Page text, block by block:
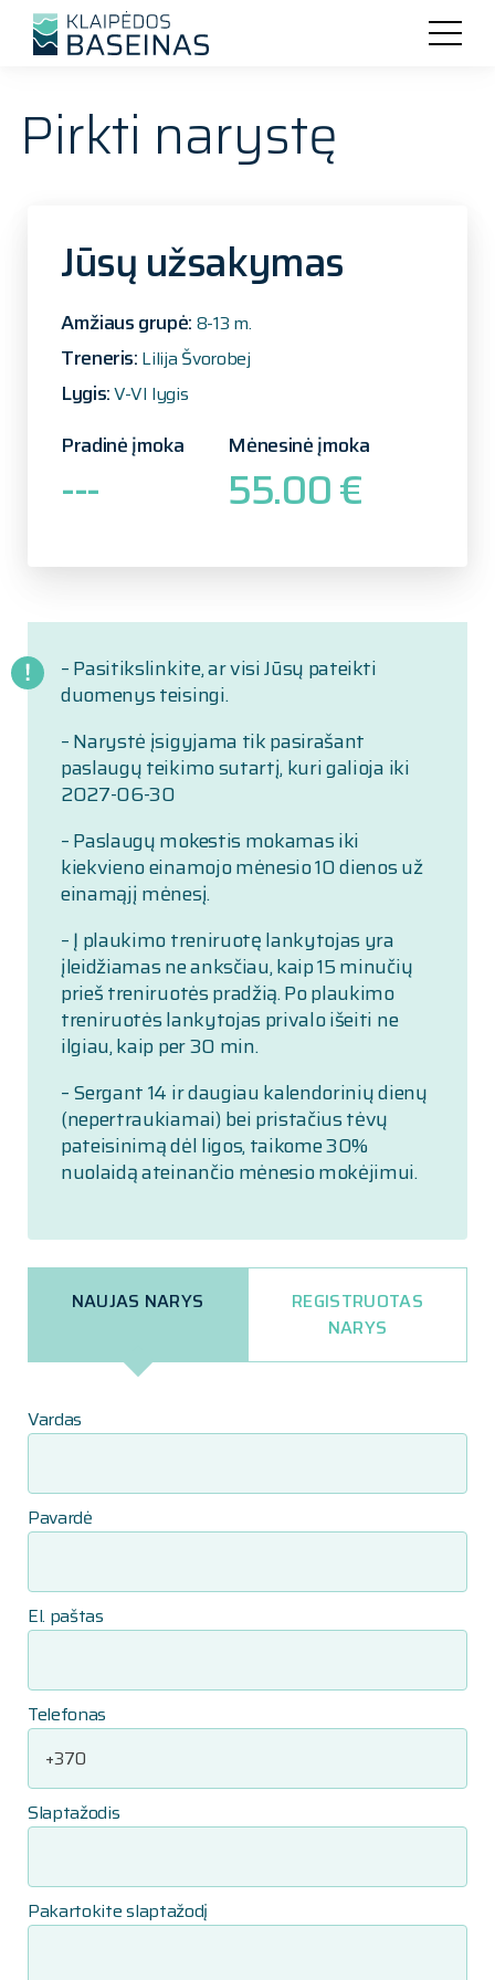
Pirkti narystę
NAUJAS NARYS
REGISTRUOTAS
NARYS
Vardas
Pavardė
El. paštas
Telefonas
Slaptažodis
Pakartokite slaptažodį
Jūsų užsakymas
Amžiaus grupė: 8-13 m.
Treneris: Lilija Švorobej
Lygis:V-VI lygis
Pradinė įmoka
---
Mėnesinė įmoka
55.00 €
– Pasitikslinkite, ar visi Jūsų pateikti
duomenys teisingi.
– Narystė įsigyjama tik pasirašant
paslaugų teikimo sutartį, kuri galioja iki
2027-06-30
– Paslaugų mokestis mokamas iki
kiekvieno einamojo mėnesio 10 dienos už
einamąjį mėnesį.
– Į plaukimo treniruotę lankytojas yra
įleidžiamas ne anksčiau, kaip 15 minučių
prieš treniruotės pradžią. Po plaukimo
treniruotės lankytojas privalo išeiti ne
ilgiau, kaip per 30 min.
– Sergant 14 ir daugiau kalendorinių dienų
(nepertraukiamai) bei pristačius tėvų
pateisinimą dėl ligos, taikome 30%
nuolaidą ateinančio mėnesio mokėjimui.